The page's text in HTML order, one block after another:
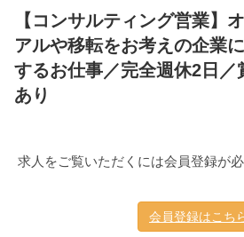
【コンサルティング営業】
アルや移転をお考えの企業
するお仕事／完全週休2日／
あり
求人をご覧いただくには会員登録が必
会員登録はこち